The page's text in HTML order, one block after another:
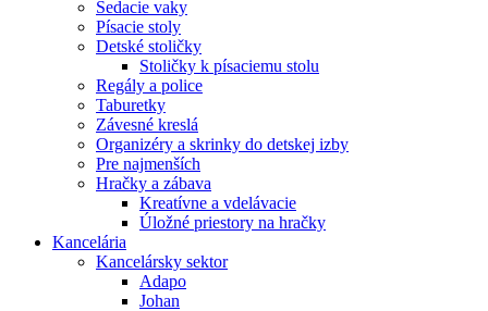
Sedacie vaky
Písacie stoly
Detské stoličky
Stoličky k písaciemu stolu
Regály a police
Taburetky
Závesné kreslá
Organizéry a skrinky do detskej izby
Pre najmenších
Hračky a zábava
Kreatívne a vdelávacie
Úložné priestory na hračky
Kancelária
Kancelársky sektor
Adapo
Johan